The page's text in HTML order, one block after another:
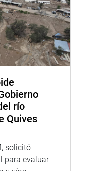
y regionales e
Tauca, Cabana y
sesión de la
los parlamentarios
río
Quives
solicitó
para evaluar